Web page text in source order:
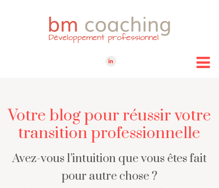
Votre blog pour réussir votre
transition professionnelle
Avez-vous l’intuition que vous êtes fait
pour autre chose ?